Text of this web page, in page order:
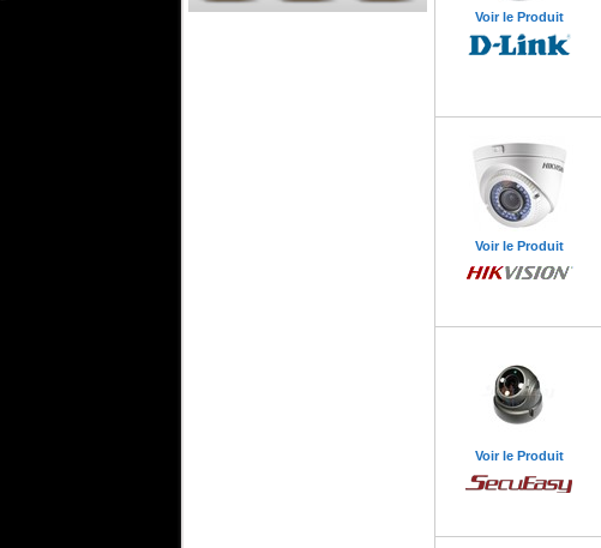
Voir le Produit
Voir le Produit
Voir le Produit